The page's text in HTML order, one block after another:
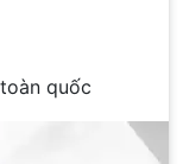
quốc